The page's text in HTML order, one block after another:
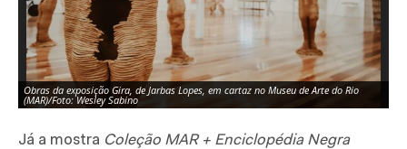
Obras da exposição Gira, de Jarbas Lopes, em cartaz no Museu de Arte do Rio
(MAR)/Foto: Wesley Sabino
Já a mostra Coleção MAR + Enciclopédia Negra